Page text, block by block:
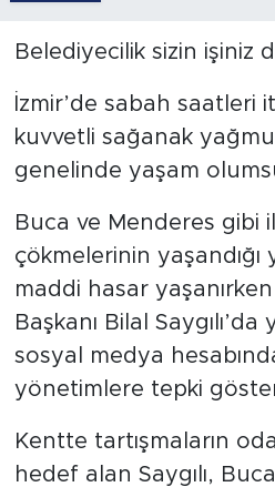
Belediyecilik sizin işiniz
İzmir’de sabah saatleri
kuvvetli sağanak
genelinde yaşam
Buca ve Menderes gibi
çökmelerinin yaşandığı
maddi hasar yaşanırken
Başkanı Bilal
sosyal medya
yönetimlere tepki
Kentte tartışmaların
hedef alan Saygılı,